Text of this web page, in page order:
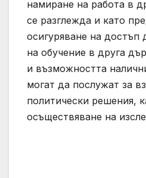
намиране на работа в
се разглежда и като
осигуряване на
на обучение в друга
и възможността
могат да послужат за
политически решения,
осъществяване на